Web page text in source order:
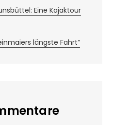
Eine Kajaktour
längste Fahrt“